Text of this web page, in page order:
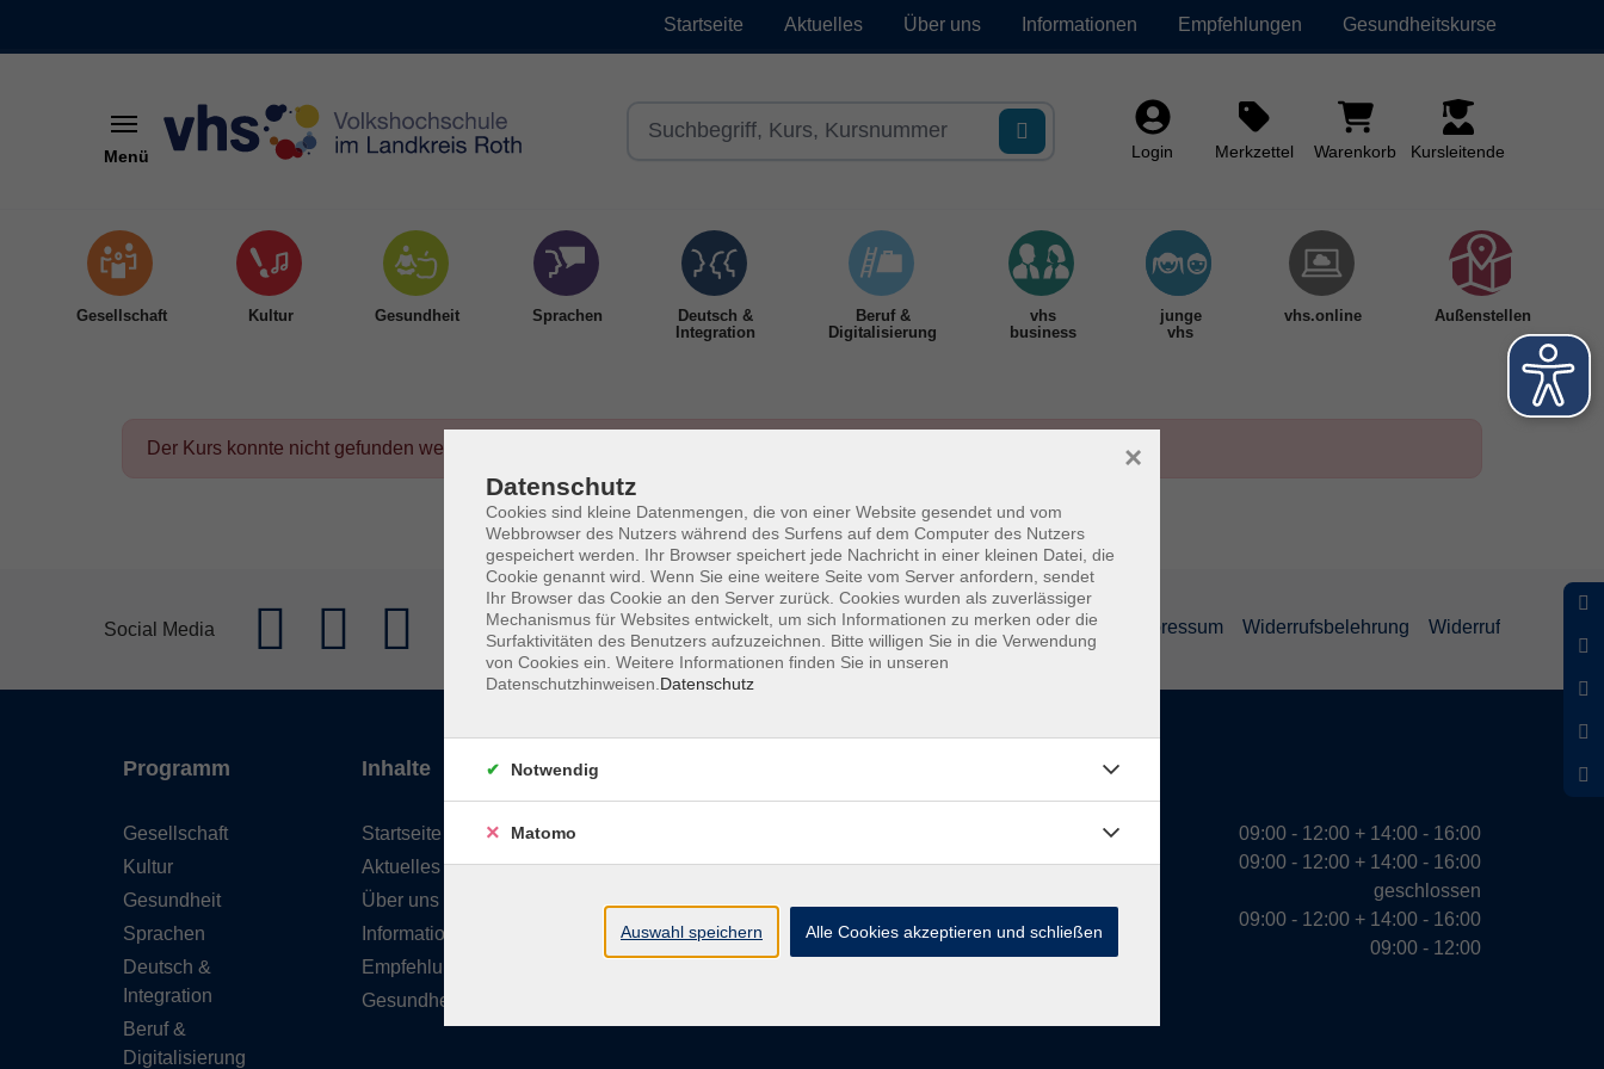
Startseite Aktuelles Über uns Informationen Empfehlungen Gesundheitskurse
Menü Login Merkzettel Warenkorb Kursleitende
Gesellschaft Kultur Gesundheit Sprachen
Deutsch &
Integration
Beruf &
Digitalisierung
vhs
business
junge
vhs
vhs.online Außenstellen
Der Kurs konnte nicht gefunden werden.
Social Media AGB Datenschutzerklärung Impressum Widerrufsbelehrung Widerruf
Programm
Gesellschaft
Kultur
Gesundheit
Sprachen
Deutsch &
Integration
Beruf &
Digitalisierung
Inhalte
Startseite
Aktuelles
Über uns
Informationen
Empfehlungen
Gesundheitskurse
91161 Hilpoltstein
info@vhs-roth.de
Tel: 09174 4749 0
Öffnungszeiten
Dienstag
09:00 - 12:00 + 14:00 - 16:00
09:00 - 12:00 + 14:00 - 16:00
geschlossen
09:00 - 12:00 + 14:00 - 16:00
09:00 - 12:00
Datenschutz
Cookies sind kleine Datenmengen, die von einer Website gesendet und vom
Webbrowser des Nutzers während des Surfens auf dem Computer des Nutzers
gespeichert werden. Ihr Browser speichert jede Nachricht in einer kleinen Datei, die
Cookie genannt wird. Wenn Sie eine weitere Seite vom Server anfordern, sendet
Ihr Browser das Cookie an den Server zurück. Cookies wurden als zuverlässiger
Mechanismus für Websites entwickelt, um sich Informationen zu merken oder die
Surfaktivitäten des Benutzers aufzuzeichnen. Bitte willigen Sie in die Verwendung
von Cookies ein. Weitere Informationen finden Sie in unseren
Datenschutzhinweisen. Datenschutz
×
Notwendig
Matomo
Auswahl speichern Alle Cookies akzeptieren und schließen